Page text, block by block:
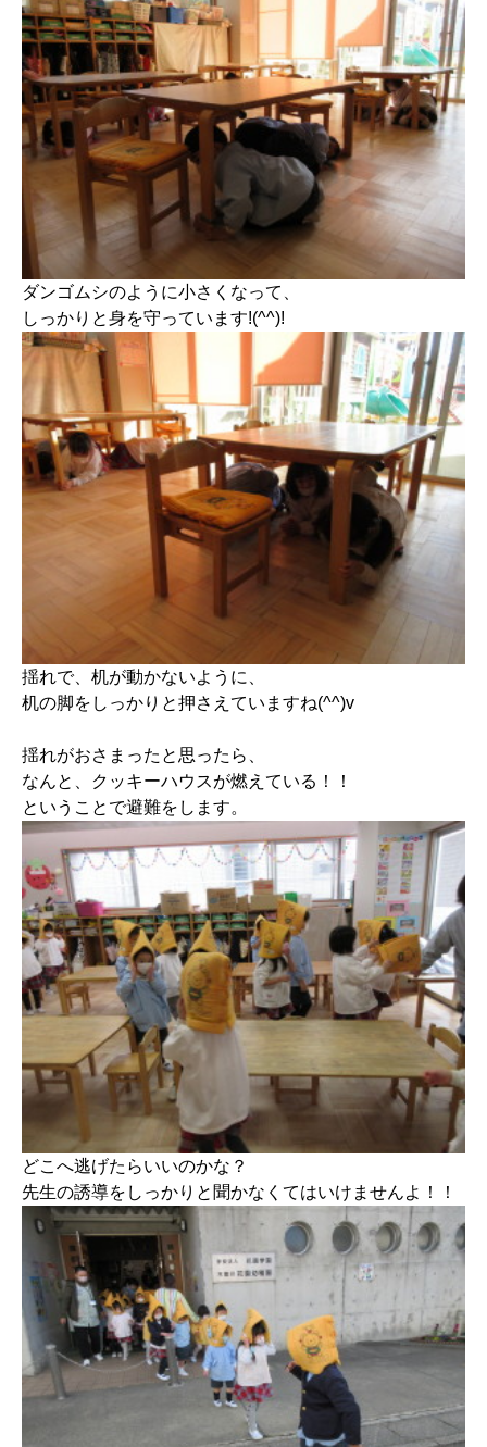
ダンゴムシのように小さくなって、
しっかりと身を守っています!(^^)!
揺れで、机が動かないように、
机の脚をしっかりと押さえていますね(^^)v
揺れがおさまったと思ったら、
なんと、クッキーハウスが燃えている！！
ということで避難をします。
どこへ逃げたらいいのかな？
先生の誘導をしっかりと聞かなくてはいけませんよ！！